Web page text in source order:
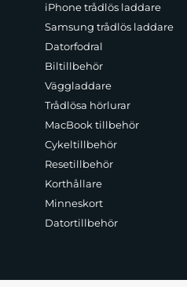
iPhone trådlös laddare
Samsung trådlös laddare
Datorfodral
Biltillbehör
Väggladdare
Trådlösa hörlurar
MacBook tillbehör
Cykeltillbehör
Resetillbehör
Korthållare
Minneskort
Datortillbehör